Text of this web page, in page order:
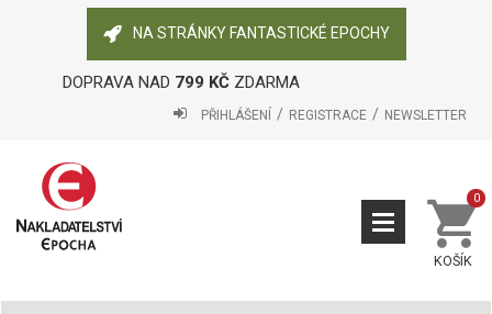
NA STRÁNKY FANTASTICKÉ EPOCHY
DOPRAVA NAD 799 KČZDARMA
PŘIHLÁŠENÍ REGISTRACE NEWSLETTER
KOŠÍK
0